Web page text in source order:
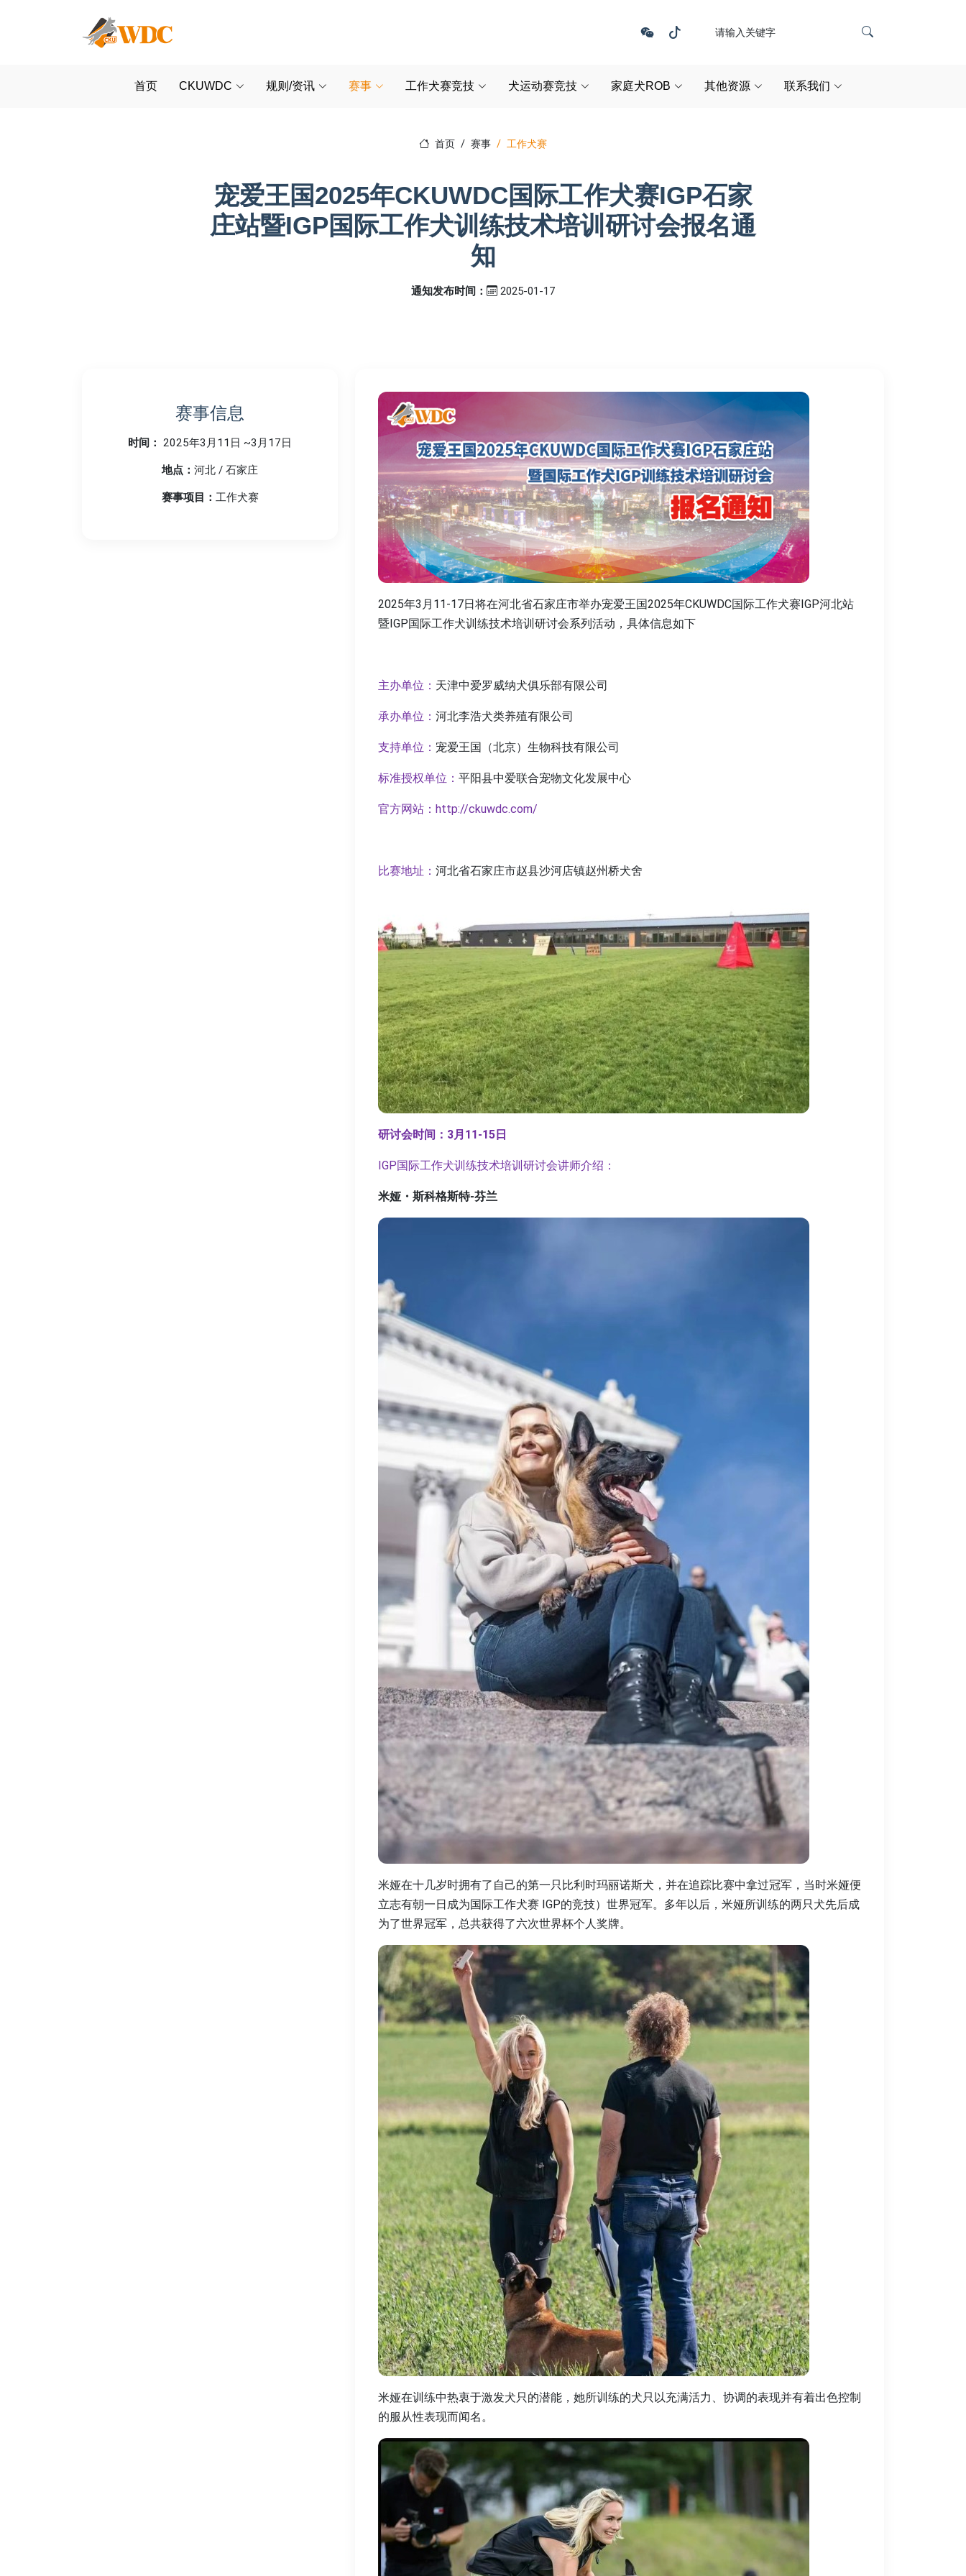
首页 CKUWDC 规则/资讯 赛事 工作犬赛竞技 犬运动赛竞技 家庭犬ROB 其他资源 联系我们
首页 赛事 工作犬赛
宠爱王国2025年CKUWDC国际工作犬赛IGP石家
庄站暨IGP国际工作犬训练技术培训研讨会报名通
知
通知发布时间： 2025-01-17
赛事信息
时间： 2025年3月11日 ~3月17日
地点： 河北 / 石家庄
赛事项目： 工作犬赛
2025年3月11-17日将在河北省石家庄市举办宠爱王国2025年CKUWDC国际工作犬赛IGP河北站
暨IGP国际工作犬训练技术培训研讨会系列活动，具体信息如下
主办单位： 天津中爱罗威纳犬俱乐部有限公司
承办单位： 河北李浩犬类养殖有限公司
支持单位： 宠爱王国（北京）生物科技有限公司
标准授权单位： 平阳县中爱联合宠物文化发展中心
官方网站：http://ckuwdc.com/
比赛地址： 河北省石家庄市赵县沙河店镇赵州桥犬舍
研讨会时间：3月11-15日
IGP国际工作犬训练技术培训研讨会讲师介绍：
米娅・斯科格斯特-芬兰
米娅在十几岁时拥有了自己的第一只比利时玛丽诺斯犬，并在追踪比赛中拿过冠军，当时米娅便
立志有朝一日成为国际工作犬赛 IGP的竞技）世界冠军。多年以后，米娅所训练的两只犬先后成
为了世界冠军，总共获得了六次世界杯个人奖牌。
米娅在训练中热衷于激发犬只的潜能，她所训练的犬只以充满活力、协调的表现并有着出色控制
的服从性表现而闻名。